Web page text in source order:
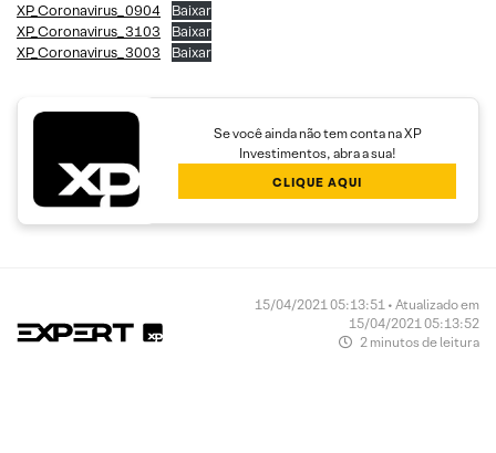
XP_Coronavirus_0904
Baixar
XP_Coronavirus_3103
Baixar
XP_Coronavirus_3003
Baixar
Se você ainda não tem conta na XP
Investimentos, abra a sua!
CLIQUE AQUI
15/04/2021 05:13:51 • Atualizado em
15/04/2021 05:13:52
2 minutos de leitura